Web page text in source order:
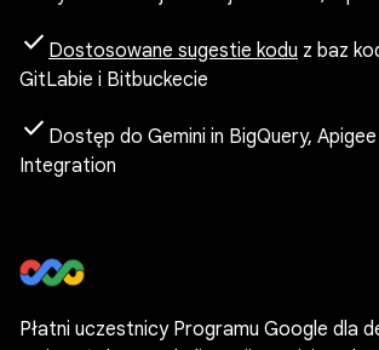
check Dostosowane sugestie kodu z baz
GitLabie i Bitbuckecie
check Dostęp do Gemini in BigQuery,
Integration
Płatni uczestnicy Programu Google dla